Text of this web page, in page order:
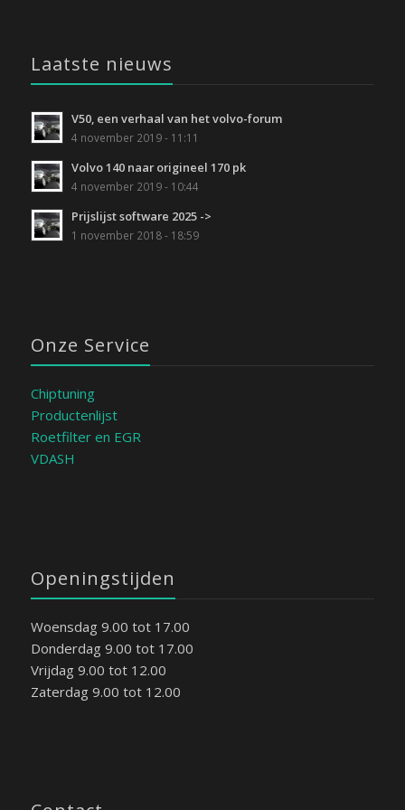
Laatste nieuws
V50, een verhaal van het volvo-forum
4 november 2019 - 11:11
Volvo 140 naar origineel 170 pk
4 november 2019 - 10:44
Prijslijst software 2025 ->
1 november 2018 - 18:59
Onze Service
Chiptuning
Productenlijst
Roetfilter en EGR
VDASH
Openingstijden
Woensdag 9.00 tot 17.00
Donderdag 9.00 tot 17.00
Vrijdag 9.00 tot 12.00
Zaterdag 9.00 tot 12.00